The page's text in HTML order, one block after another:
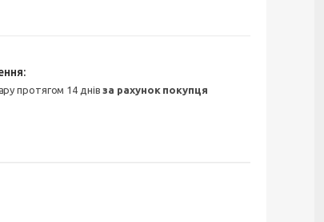
протягом 14 днівза рахунок покупця